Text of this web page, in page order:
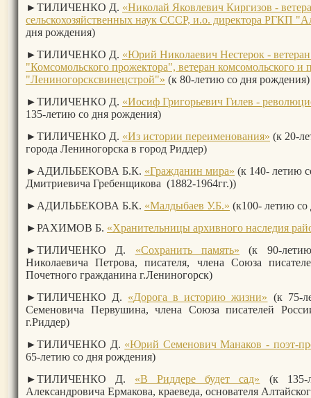
►ТИЛИЧЕНКО Д. «Николай Яковлевич Киргизов -
сельскохозяйственных наук СССР, и.о. директора РГКП
дня рождения)
►ТИЛИЧЕНКО Д. «Юрий Николаевич Нестерок - ветеран
"Комсомольского прожектора", ветеран комсомольского и
"Лениногорсксвинецстрой"» (к 80-летию со дня
►ТИЛИЧЕНКО Д. «Иосиф Григорьевич Гилев -
135-летию со дня рождения)
►ТИЛИЧЕНКО Д. «Из истории переименования» (к 20-
города Лениногорска в город Риддер)
►АДИЛЬБЕКОВА Б.К. «Гражданин мира» (к 140- летию
Дмитриевича Гребенщикова (1882-1964гг.))
►АДИЛЬБЕКОВА Б.К. «Малдыбаев У.Б.» (к100- летию со
►РАХИМОВ Б. «Хранительницы архивного наследия
►ТИЛИЧЕНКО Д. «Сохранить память» (к 90-
Николаевича Петрова, писателя, члена Союза
Почетного гражданина г.Лениногорск)
►ТИЛИЧЕНКО Д. «Дорога в историю жизни» (к 75-
Семеновича Первушина, члена Союза писателей
г.Риддер)
►ТИЛИЧЕНКО Д. «Юрий Семенович Манаков - поэт-
65-летию со дня рождения)
►ТИЛИЧЕНКО Д. «В Риддере будет сад» (к 135-
Александровича Ермакова, краеведа, основателя